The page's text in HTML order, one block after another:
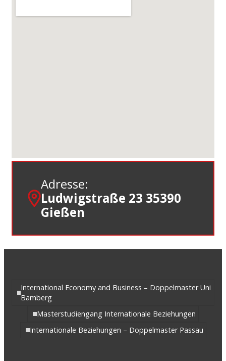
Adresse:
Ludwigstraße 23 35390
Gießen
International Economy and Business – Doppelmaster Uni
Bamberg
Masterstudiengang Internationale Beziehungen
Internationale Beziehungen – Doppelmaster Passau